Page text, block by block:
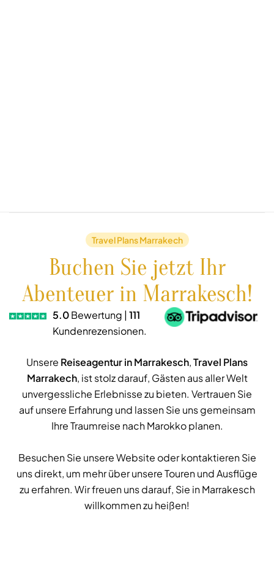
Travel Plans Marrakech
Buchen Sie jetzt Ihr
Abenteuer in Marrakesch!
5.0Bewertung |111
Kundenrezensionen.
Unsere Reiseagentur in Marrakesch,Travel Plans
Marrakech, ist stolz darauf, Gästen aus aller Welt
unvergessliche Erlebnisse zu bieten. Vertrauen Sie
auf unsere Erfahrung und lassen Sie uns gemeinsam
Ihre Traumreise nach Marokko planen.
Besuchen Sie unsere Website oder kontaktieren Sie
uns direkt, um mehr über unsere Touren und Ausflüge
zu erfahren. Wir freuen uns darauf, Sie in Marrakesch
willkommen zu heißen!